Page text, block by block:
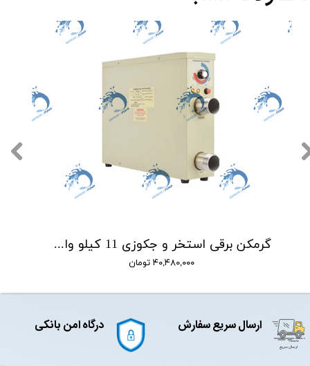
گرمکن برقی استخر و جکوزی 11 کیلو وات کالمو CALMO مدل HS
۴۰,۴۸۰,۰۰۰ تومان
ارسال سریع سفارش درگاه امن بانکی